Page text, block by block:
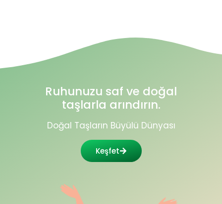
Ruhunuzu saf ve doğal
taşlarla arındırın.
Doğal Taşların Büyülü Dünyası
Keşfet